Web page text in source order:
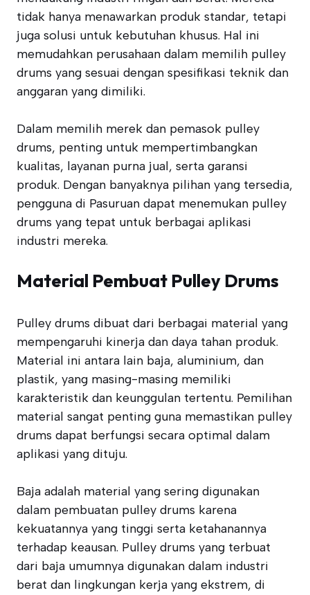
tidak hanya menawarkan produk standar, tetapi
juga solusi untuk kebutuhan khusus. Hal ini
memudahkan perusahaan dalam memilih pulley
drums yang sesuai dengan spesifikasi teknik dan
anggaran yang dimiliki.
Dalam memilih merek dan pemasok pulley
drums, penting untuk mempertimbangkan
kualitas, layanan purna jual, serta garansi
produk. Dengan banyaknya pilihan yang tersedia,
pengguna di Pasuruan dapat menemukan pulley
drums yang tepat untuk berbagai aplikasi
industri mereka.
Material Pembuat Pulley Drums
Pulley drums dibuat dari berbagai material yang
mempengaruhi kinerja dan daya tahan produk.
Material ini antara lain baja, aluminium, dan
plastik, yang masing-masing memiliki
karakteristik dan keunggulan tertentu. Pemilihan
material sangat penting guna memastikan pulley
drums dapat berfungsi secara optimal dalam
aplikasi yang dituju.
Baja adalah material yang sering digunakan
dalam pembuatan pulley drums karena
kekuatannya yang tinggi serta ketahanannya
terhadap keausan. Pulley drums yang terbuat
dari baja umumnya digunakan dalam industri
berat dan lingkungan kerja yang ekstrem, di